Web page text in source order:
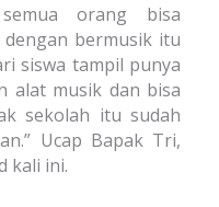
orang bisa
bermusik itu
siswa tampil punya
alat musik dan bisa
sekolah itu sudah
Ucap Bapak Tri,
kali ini.